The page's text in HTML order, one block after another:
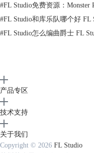
这款插件还包含了一套分割器
（点击查看视频）
#FL Studio免费资源：Monster
#FL Studio和库乐队哪个好
#FL Studio怎么编曲爵士 FL
产品专区
技术支持
关于我们
Copyright © 2026 FL Studio